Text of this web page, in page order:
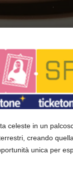
celeste in un
creando
unica per